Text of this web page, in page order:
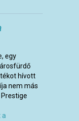
egy
hívott
nem más
a